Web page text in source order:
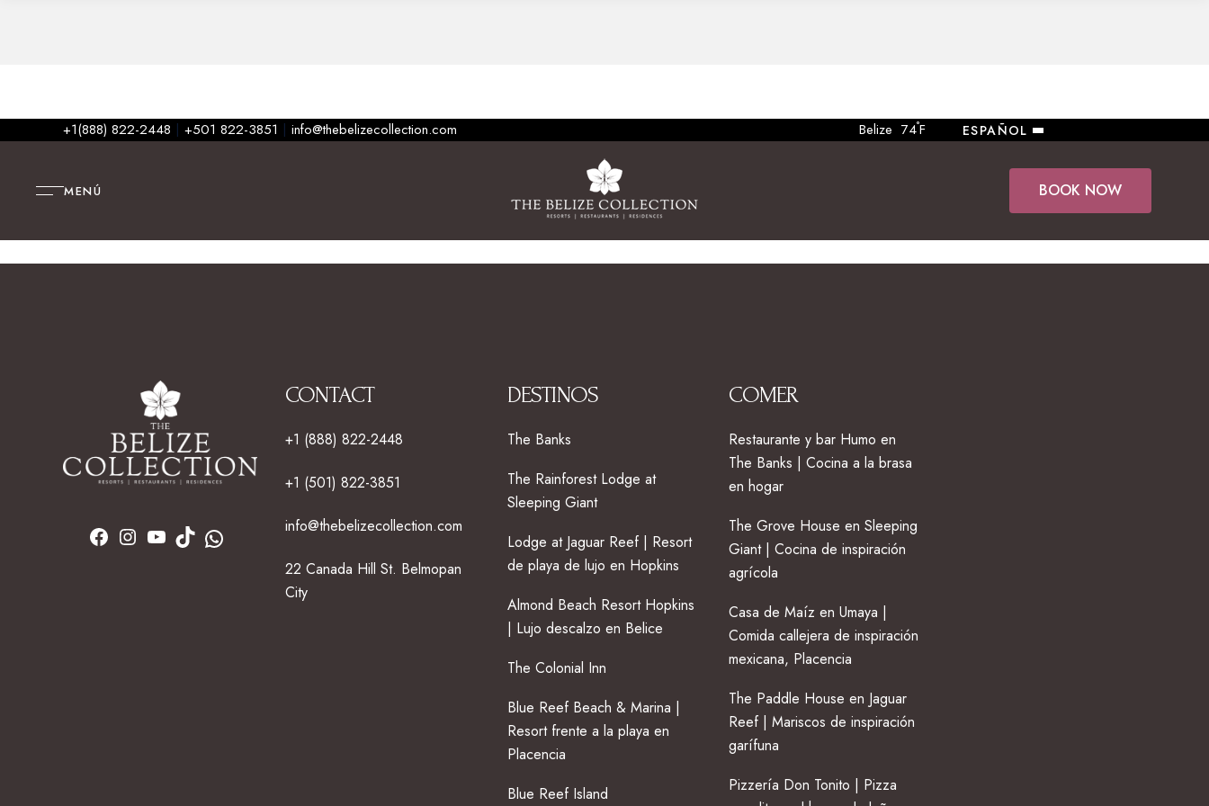
+1(888) 822-2448 | +501 822-3851 | info@thebelizecollection.com Belize 74°F ESPAÑOL
MENÚ BOOK NOW
CONTACT
+1 (888) 822-2448
+1 (501) 822-3851
info@thebelizecollection.com
22 Canada Hill St. Belmopan
City
DESTINOS
The Banks
The Rainforest Lodge at
Sleeping Giant
Lodge at Jaguar Reef | Resort
de playa de lujo en Hopkins
Almond Beach Resort Hopkins
| Lujo descalzo en Belice
The Colonial Inn
Blue Reef Beach & Marina |
Resort frente a la playa en
Placencia
Blue Reef Island
COMER
Restaurante y bar Humo en
The Banks | Cocina a la brasa
en hogar
The Grove House en Sleeping
Giant | Cocina de inspiración
agrícola
Casa de Maíz en Umaya |
Comida callejera de inspiración
mexicana, Placencia
The Paddle House en Jaguar
Reef | Mariscos de inspiración
garífuna
Pizzería Don Tonito | Pizza